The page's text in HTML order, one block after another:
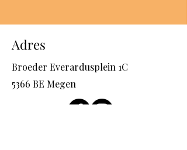
Adres
Broeder Everardusplein 1C
5366 BE Megen